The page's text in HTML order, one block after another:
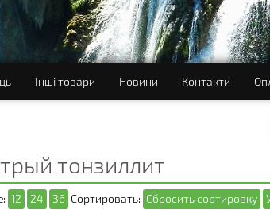
Інші товари Новини Контакти
тонзиллит
12 24 36 Сортировать: Сбросить сортировку